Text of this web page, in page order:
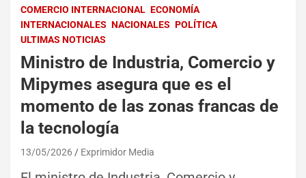
COMERCIO INTERNACIONAL ECONOMÍA
INTERNACIONALES NACIONALES POLÍTICA
ULTIMAS NOTICIAS
Ministro de Industria, Comercio y
Mipymes asegura que es el
momento de las zonas francas de
la tecnología
13/05/2026 Exprimidor Media